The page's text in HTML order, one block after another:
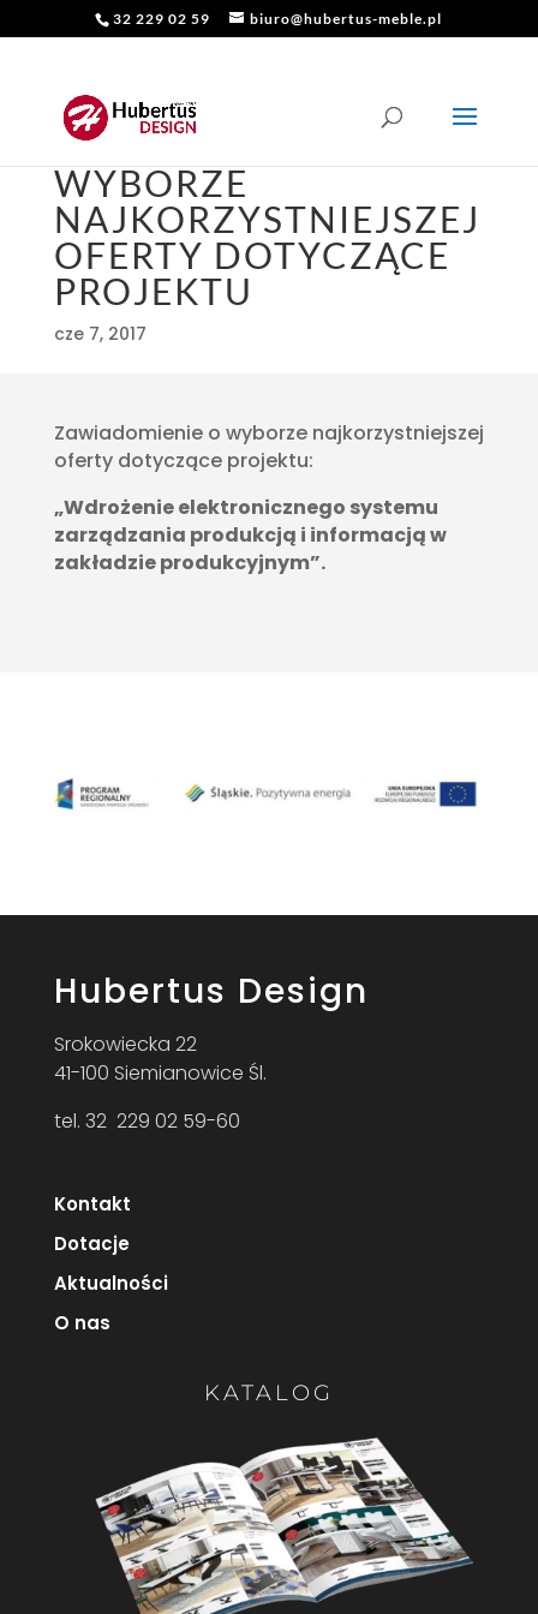
32 229 02 59 biuro@hubertus-meble.pl
ZAWIADOMIENIE O
WYBORZE
NAJKORZYSTNIEJSZEJ
OFERTY DOTYCZĄCE
PROJEKTU
cze 7, 2017
Zawiadomienie o wyborze najkorzystniejszej
oferty dotyczące projektu:
„Wdrożenie elektronicznego systemu
zarządzania produkcją i informacją w
zakładzie produkcyjnym”.
Hubertus Design
Srokowiecka 22
41-100 Siemianowice Śl.
tel. 32 229 02 59-60
Kontakt
Dotacje
Aktualności
O nas
KATALOG